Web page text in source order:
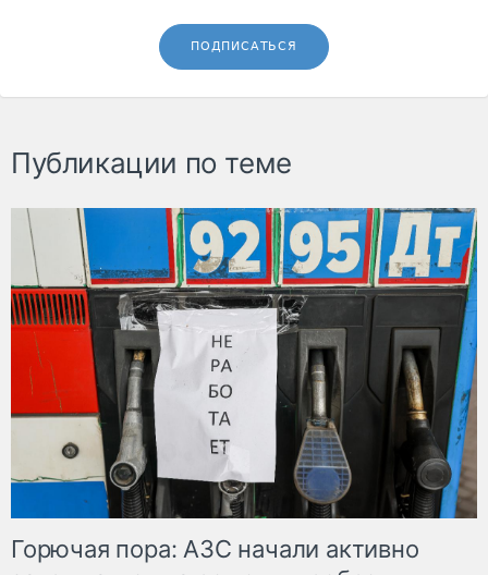
ПОДПИСАТЬСЯ
Публикации по теме
Горючая пора: АЗС начали активно